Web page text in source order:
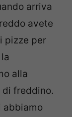
arriva
avete
pizze per
alla
freddino.
abbiamo